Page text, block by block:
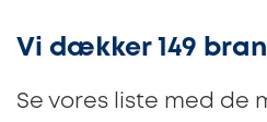
Vi dækker 149
Se vores liste med de